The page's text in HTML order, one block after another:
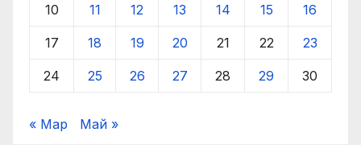
10 11 12 13 14 15 16
17 18 19 20 21 22 23
24 25 26 27 28 29 30
« Мар Май »